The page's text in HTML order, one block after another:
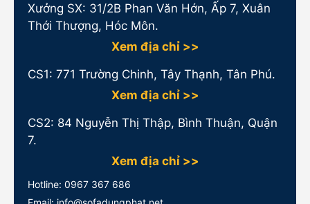
Xưởng SX: 31/2B Phan Văn Hớn, Ấp 7, Xuân
Thới Thượng, Hóc Môn.
Xem địa chỉ >>
CS1: 771 Trường Chinh, Tây Thạnh, Tân Phú.
Xem địa chỉ >>
CS2: 84 Nguyễn Thị Thập, Bình Thuận, Quận
7.
Xem địa chỉ >>
Hotline: 0967 367 686